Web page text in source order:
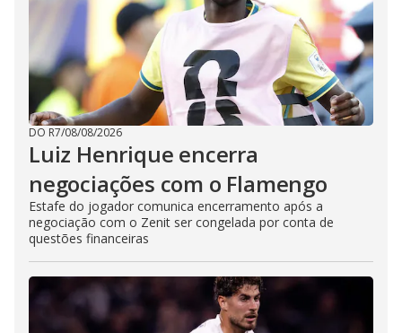
DO R7/08/08/2026
Luiz Henrique encerra
negociações com o Flamengo
Estafe do jogador comunica encerramento após a
negociação com o Zenit ser congelada por conta de
questões financeiras